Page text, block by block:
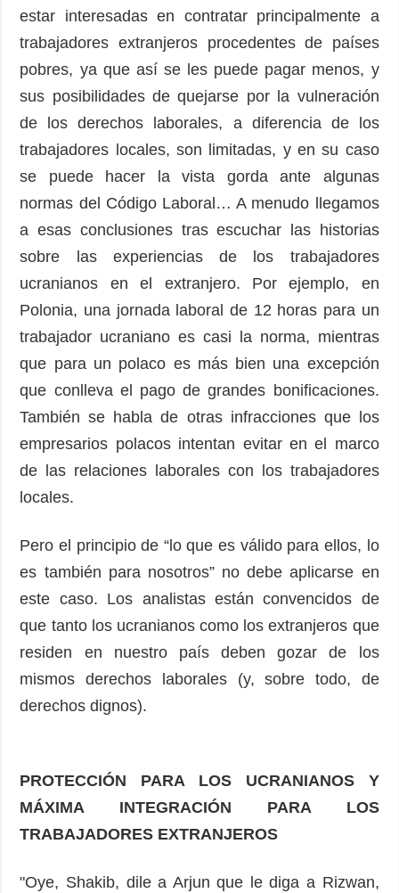
estar interesadas en contratar principalmente a
trabajadores extranjeros procedentes de países
pobres, ya que así se les puede pagar menos, y
sus posibilidades de quejarse por la vulneración
de los derechos laborales, a diferencia de los
trabajadores locales, son limitadas, y en su caso
se puede hacer la vista gorda ante algunas
normas del Código Laboral… A menudo llegamos
a esas conclusiones tras escuchar las historias
sobre las experiencias de los trabajadores
ucranianos en el extranjero. Por ejemplo, en
Polonia, una jornada laboral de 12 horas para un
trabajador ucraniano es casi la norma, mientras
que para un polaco es más bien una excepción
que conlleva el pago de grandes bonificaciones.
También se habla de otras infracciones que los
empresarios polacos intentan evitar en el marco
de las relaciones laborales con los trabajadores
locales.
Pero el principio de “lo que es válido para ellos, lo
es también para nosotros” no debe aplicarse en
este caso. Los analistas están convencidos de
que tanto los ucranianos como los extranjeros que
residen en nuestro país deben gozar de los
mismos derechos laborales (y, sobre todo, de
derechos dignos).
PROTECCIÓN PARA LOS UCRANIANOS Y
MÁXIMA INTEGRACIÓN PARA LOS
TRABAJADORES EXTRANJEROS
"Oye, Shakib, dile a Arjun que le diga a Rizwan,